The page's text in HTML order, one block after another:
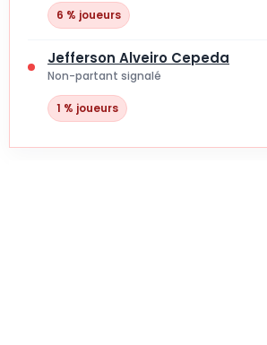
6 % joueurs
Jefferson Alveiro Cepeda
Non-partant signalé
1 % joueurs